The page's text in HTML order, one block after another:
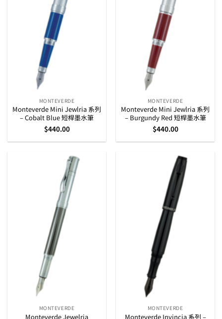
MONTEVERDE
Monteverde Mini Jewlria 系列
– Cobalt Blue 短桿墨水筆
$440.00
MONTEVERDE
Monteverde Mini Jewlria 系列
– Burgundy Red 短桿墨水筆
$440.00
MONTEVERDE
Monteverde Jewelria
MONTEVERDE
Monteverde Invincia 系列 –